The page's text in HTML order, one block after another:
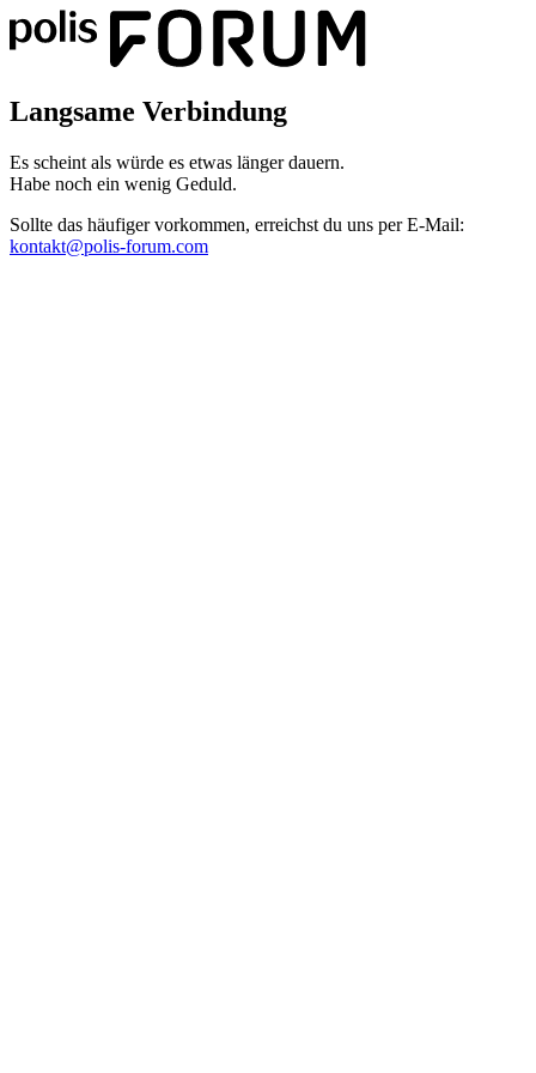
Langsame Verbindung
Es scheint als würde es etwas länger dauern.
Habe noch ein wenig Geduld.
Sollte das häufiger vorkommen, erreichst du uns per E-Mail:
kontakt@polis-forum.com